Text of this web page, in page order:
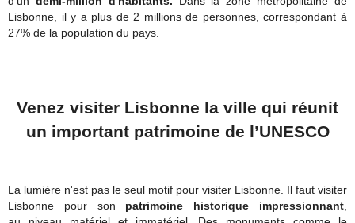
Lisbonne, il y a plus de 2 millions de personnes, correspondant à
27% de la population du pays.
Venez visiter Lisbonne la ville qui réunit
un important patrimoine de l’UNESCO
La lumière n'est pas le seul motif pour visiter Lisbonne. Il faut visiter
Lisbonne pour son patrimoine historique impressionnant